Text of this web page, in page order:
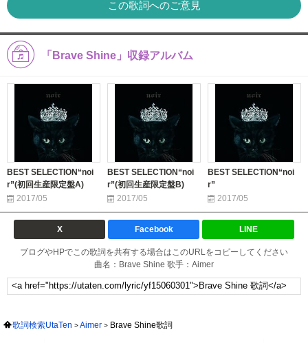
この歌詞へのご意見
「Brave Shine」収録アルバム
BEST SELECTION“noi
r”(初回生産限定盤A)
2017/05
BEST SELECTION“noi
r”(初回生産限定盤B)
2017/05
BEST SELECTION“noi
r”
2017/05
X Facebook LINE
ブログやHPでこの歌詞を共有する場合はこのURLをコピーしてください
曲名：Brave Shine 歌手：Aimer
歌詞検索UtaTen Aimer Brave Shine歌詞